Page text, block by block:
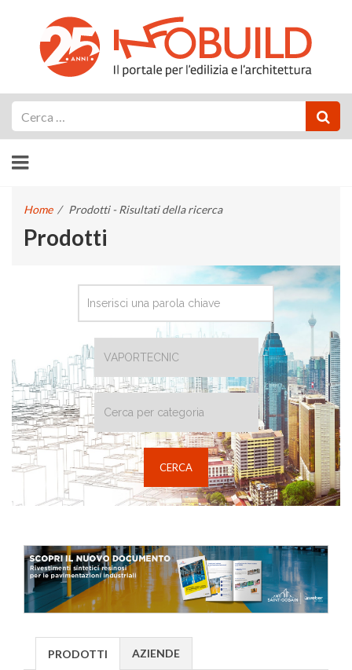
Home / Prodotti - Risultati della ricerca
Prodotti
PRODOTTI AZIENDE